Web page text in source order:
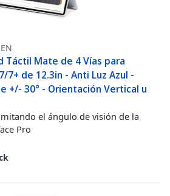
Táctil Mate de 4 Vías para
7+ de 12.3in - Anti Luz Azul -
+/- 30° - Orientación Vertical u
el ángulo de visión de la
Pro